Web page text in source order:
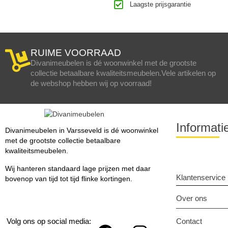
Laagste prijsgarantie
RUIME VOORRAAD
Divanimeubelen is dé woonwinkel met de grootste
collectie betaalbare kwaliteitsmeubelen.Vele artikelen op
de webshop hebben wij op voorraad!
Divanimeubelen in Varsseveld is dé woonwinkel
met de grootste collectie betaalbare
kwaliteitsmeubelen.
Wij hanteren standaard lage prijzen met daar
bovenop van tijd tot tijd flinke kortingen.
Volg ons op social media:
Klantenservice
Over ons
Contact